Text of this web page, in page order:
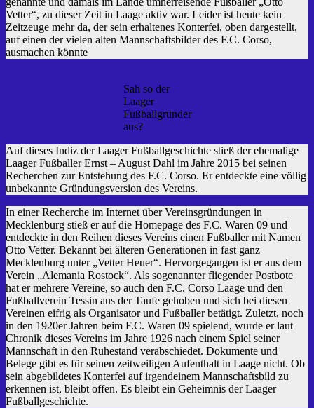
Vetter“, zu dieser Zeit in Laage aktiv war. Leider ist heute kein
Zeitzeuge mehr da, der sein erhaltenes Konterfei, oben dargestellt,
auf einen der vielen alten Mannschaftsbilder des F.C. Corso,
ausmachen könnte
Sah so der
Laager
Fußballgründer
aus?
Auf dieses Indiz der Laager Fußballgeschichte stieß der ehemalige
Laager Fußballer Ernst – August Dahl im Jahre 2015 bei seinen
Recherchen zur Entstehung des F.C. Corso. Er entdeckte eine völlig
unbekannte Gründungsversion des Vereins.
In einer Recherche im Internet über Vereinsgründungen in
Mecklenburg stieß er auf die Homepage des F.C. Waren 09 und
entdeckte in den Reihen dieses Vereins einen Fußballer mit Namen
Otto Vetter. Bekannt bei älteren Generationen in fast ganz
Mecklenburg unter „Vetter Heuer“. Hervorgegangen ist er aus dem
Verein „Alemania Rostock“. Als sogenannter fliegender Postbote
hat er mehrere Vereine, so auch den F.C. Corso Laage und den
Fußballverein Tessin aus der Taufe gehoben und sich bei diesen
Vereinen eifrig als Organisator und Fußballer betätigt. Zuletzt, noch
in den 1920er Jahren beim F.C. Waren 09 spielend, wurde er laut
Chronik dieses Vereins im Jahre 1926 nach einem Spiel seiner
Mannschaft in den Ruhestand verabschiedet. Dokumente und
Belege gibt es für seinen zeitweiligen Aufenthalt in Laage nicht. Ob
sein abgebildetes Konterfei auf irgendeinem Mannschaftsbild zu
erkennen ist, bleibt offen. Es bleibt ein Geheimnis der Laager
Fußballgeschichte.